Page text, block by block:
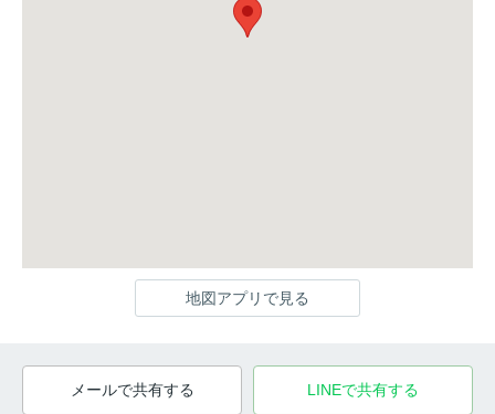
地図アプリで見る
メールで共有する LINEで共有する